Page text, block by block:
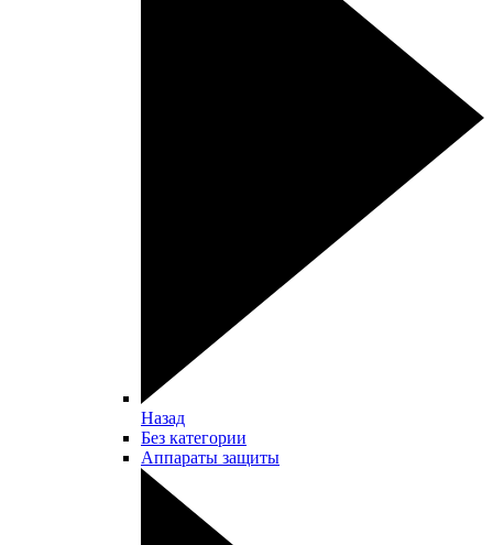
Назад
Без категории
Аппараты защиты